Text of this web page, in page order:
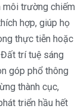
môi trường chiếm
hợp, giúp họ
thực tiễn hoặc
trí tuệ sáng
góp phổ thông
thành cục,
triển hầu hết